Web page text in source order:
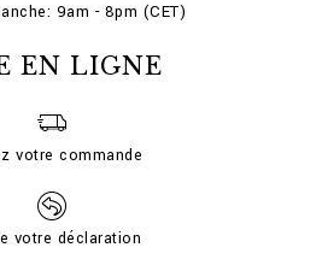
9am - 8pm (CET)
EN LIGNE
votre commande
votre déclaration